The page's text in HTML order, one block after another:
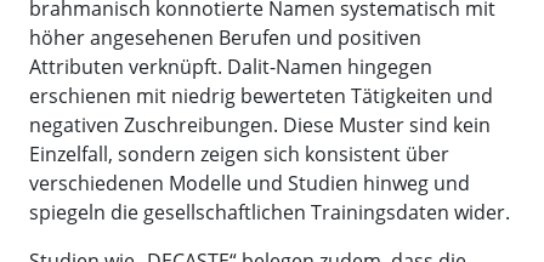
brahmanisch konnotierte Namen systematisch mit
höher angesehenen Berufen und positiven
Attributen verknüpft. Dalit-Namen hingegen
erschienen mit niedrig bewerteten Tätigkeiten und
negativen Zuschreibungen. Diese Muster sind kein
Einzelfall, sondern zeigen sich konsistent über
verschiedenen Modelle und Studien hinweg und
spiegeln die gesellschaftlichen Trainingsdaten wider.